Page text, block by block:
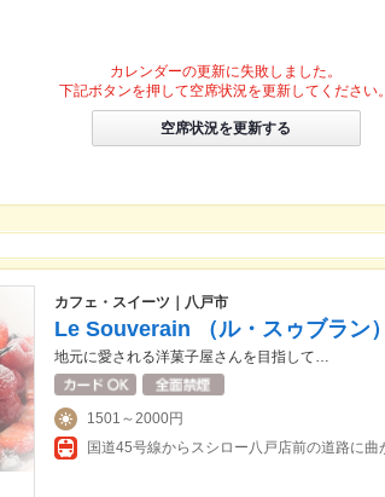
カレンダーの更新に失敗しました。
下記ボタンを押して空席状況を更新してください。
空席状況を更新する
カフェ・スイーツ｜八戸市
Le Souverain （ル・スゥブラン）
地元に愛される洋菓子屋さんを目指して…
1501～2000円